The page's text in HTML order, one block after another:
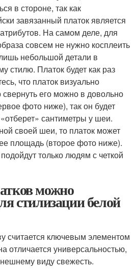
в стороне, так как
завязанный платок является
На самом деле, для
совсем не нужно косплеить
небольшой детали в
стилю. Платок будет как раз
что платок визуально
его можно в довольно
фото ниже), так он будет
сантиметры у шеи.
своей шеи, то платок может
площадь (второе фото ниже).
только людям с четкой
можно
стилизации белой
считается ключевым элементом
отличается универсальностью,
виду свежесть.